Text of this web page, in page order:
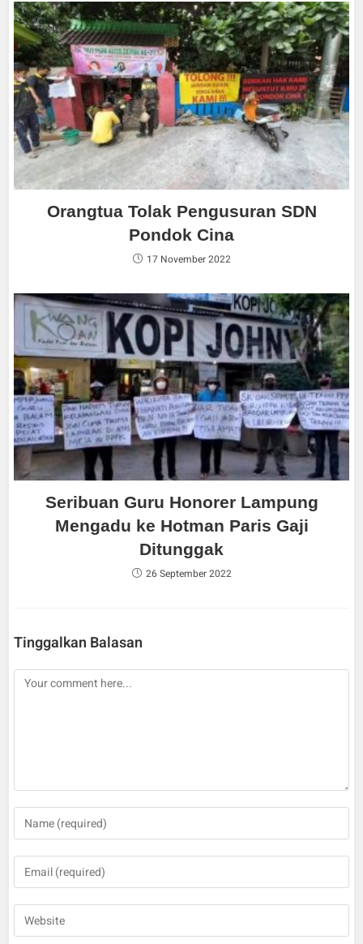
Orangtua Tolak Pengusuran SDN
Pondok Cina
17 November 2022
Seribuan Guru Honorer Lampung
Mengadu ke Hotman Paris Gaji
Ditunggak
26 September 2022
Tinggalkan Balasan